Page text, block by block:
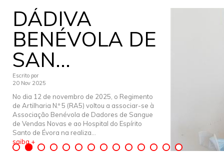
DÁDIVA
BENÉVOLA DE
SAN...
Escrito por
20 Nov 2025
No dia 12 de novembro de 2025, o Regimento
de Artilharia N.º 5 (RA5) voltou a associar-se à
Associação Benévola de Dadores de Sangue
de Vendas Novas e ao Hospital do Espírito
Santo de Évora na realiza...
saiba +